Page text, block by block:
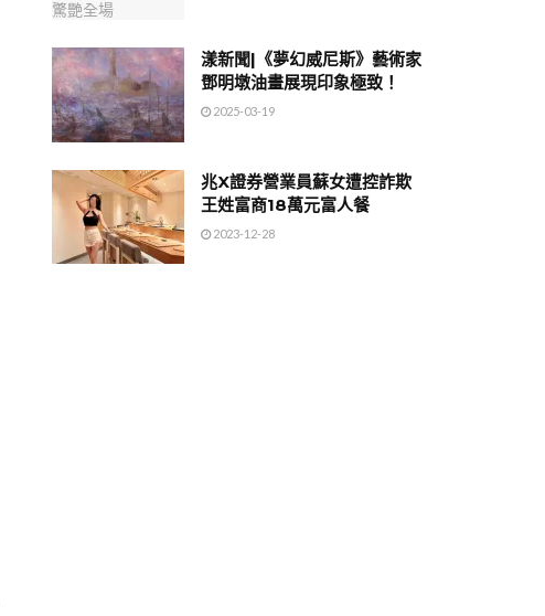
漾新聞|《夢幻威尼斯》藝術家
鄧明墩油畫展現印象極致！
2025-03-19
兆X證券營業員蘇女遭控詐欺
王姓富商18萬元富人餐
2023-12-28